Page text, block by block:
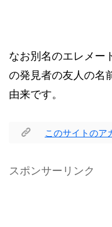
なお別名のエレメー
の発見者の友人の名
由来です。
このサイトのア
スポンサーリンク